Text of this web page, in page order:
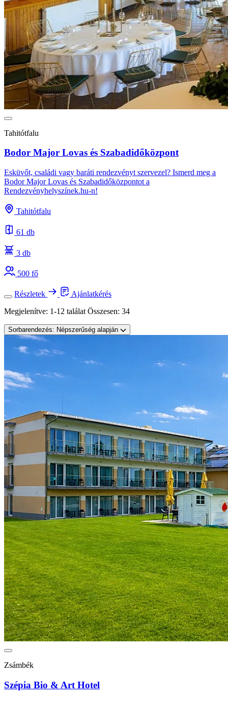
Tahitótfalu
Bodor Major Lovas és Szabadidőközpont
Esküvőt, családi vagy baráti rendezvényt szervezel? Ismerd meg a
Bodor Major Lovas és Szabadidőközpontot a
Rendezvényhelyszínek.hu-n!
Tahitótfalu
61 db
3 db
500 fő
Részletek
Ajánlatkérés
Megjelenítve: 1-12 találat Összesen: 34
Sorbarendezés: Népszerűség alapján
Zsámbék
Szépia Bio & Art Hotel